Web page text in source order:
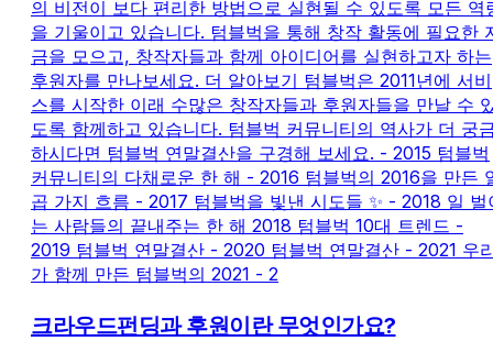
의 비전이 보다 편리한 방법으로 실현될 수 있도록 모든 역
을 기울이고 있습니다. 텀블벅을 통해 창작 활동에 필요한
금을 모으고, 창작자들과 함께 아이디어를 실현하고자 하는
후원자를 만나보세요. 더 알아보기 텀블벅은 2011년에 서비
스를 시작한 이래 수많은 창작자들과 후원자들을 만날 수
도록 함께하고 있습니다. 텀블벅 커뮤니티의 역사가 더 궁
하시다면 텀블벅 연말결산을 구경해 보세요. - 2015 텀블벅
커뮤니티의 다채로운 한 해 - 2016 텀블벅의 2016을 만든
곱 가지 흐름 - 2017 텀블벅을 빛낸 시도들 ✨ - 2018 일 벌
는 사람들의 끝내주는 한 해 2018 텀블벅 10대 트렌드 -
2019 텀블벅 연말결산 - 2020 텀블벅 연말결산 - 2021 우
가 함께 만든 텀블벅의 2021 - 2
크라우드펀딩과 후원이란 무엇인가요?